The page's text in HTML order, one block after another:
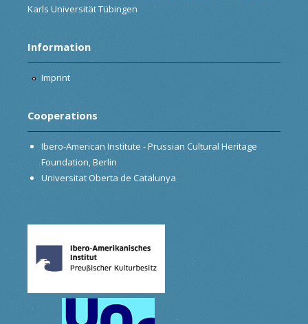
Karls Universität Tübingen
Information
Imprint
Cooperations
Ibero-American Institute - Prussian Cultural Heritage
Foundation, Berlin
Universitat Oberta de Catalunya